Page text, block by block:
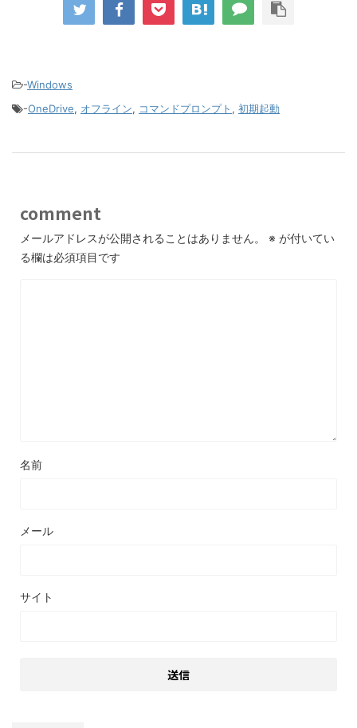
-Windows
-OneDrive, オフライン, コマンドプロンプト , 初期起動
comment
メールアドレスが公開されることはありません。 ※ が付いてい
る欄は必須項目です
名前
メール
サイト